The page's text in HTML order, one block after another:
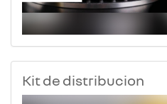
Kit de distribucion